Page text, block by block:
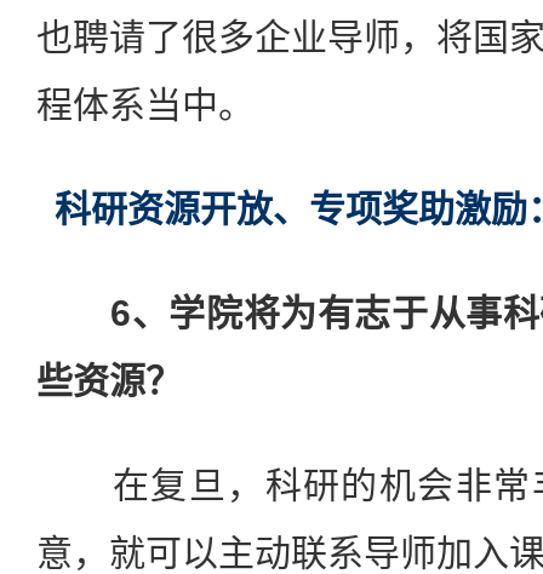
也聘请了很多企业导师，将国
程体系当中。
科研资源开放、专项奖助激励
6、学院将为有志于从事
些资源？
在复旦，科研的机会非常
意，就可以主动联系导师加入